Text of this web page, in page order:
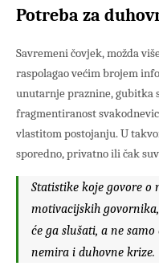
Potreba za
Savremeni čovjek, možda
raspolagao većim brojem
unutarnje praznine, gubitka
fragmentiranost
vlastitom postojanju. U
sporedno, privatno ili čak
Statistike koje govore
motivacijskih
će ga slušati, a ne
nemira i duhovne krize.